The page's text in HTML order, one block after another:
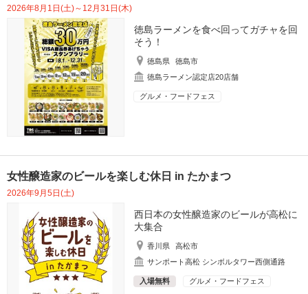
2026年8月1日(土)～12月31日(木)
徳島ラーメンを食べ回ってガチャを回
そう！
徳島県
徳島市
徳島ラーメン認定店20店舗
グルメ・フードフェス
女性醸造家のビールを楽しむ休日 in たかまつ
2026年9月5日(土)
西日本の女性醸造家のビールが高松に
大集合
香川県
高松市
サンポート高松 シンボルタワー西側通路
入場無料 グルメ・フードフェス